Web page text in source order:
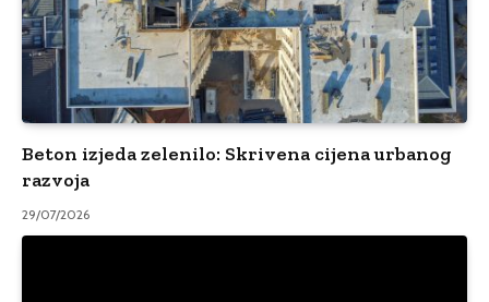
Beton izjeda zelenilo: Skrivena cijena urbanog
razvoja
29/07/2026